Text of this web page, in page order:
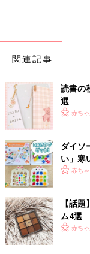
関連記事
読書の
選
赤ち
ダイソ
い」寒
4選赤ち
【話
ム4選
赤ち